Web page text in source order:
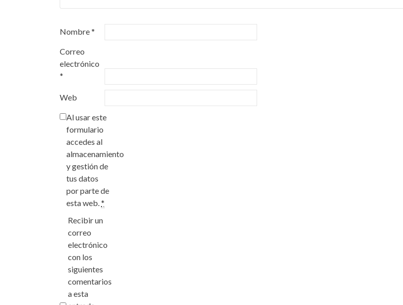
Nombre*
Correo
electrónico
*
Web
Al usar este
formulario
accedes al
almacenamiento
y gestión de
tus datos
por parte de
esta web. *
Recibir un
correo
electrónico
con los
siguientes
comentarios
a esta